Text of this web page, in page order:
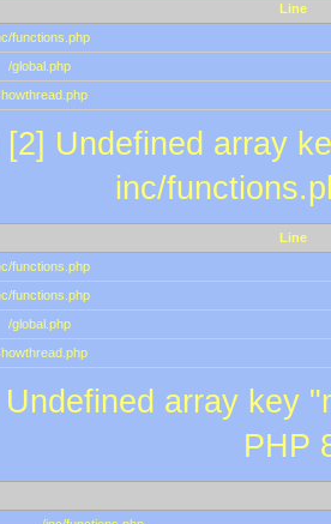
Line
functions.php
/global.php
[2] Undefined array
inc/
Line
functions.php
functions.php
/global.php
Undefined array key
PHP